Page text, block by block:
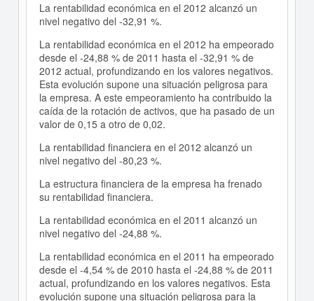
La rentabilidad económica en el 2012 alcanzó un
nivel negativo del -32,91 %.
La rentabilidad económica en el 2012 ha empeorado
desde el -24,88 % de 2011 hasta el -32,91 % de
2012 actual, profundizando en los valores negativos.
Esta evolución supone una situación peligrosa para
la empresa. A este empeoramiento ha contribuido la
caída de la rotación de activos, que ha pasado de un
valor de 0,15 a otro de 0,02.
La rentabilidad financiera en el 2012 alcanzó un
nivel negativo del -80,23 %.
La estructura financiera de la empresa ha frenado
su rentabilidad financiera.
La rentabilidad económica en el 2011 alcanzó un
nivel negativo del -24,88 %.
La rentabilidad económica en el 2011 ha empeorado
desde el -4,54 % de 2010 hasta el -24,88 % de 2011
actual, profundizando en los valores negativos. Esta
evolución supone una situación peligrosa para la